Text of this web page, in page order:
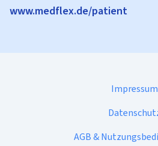
www.medflex.de/patient
Impressum
AGB &